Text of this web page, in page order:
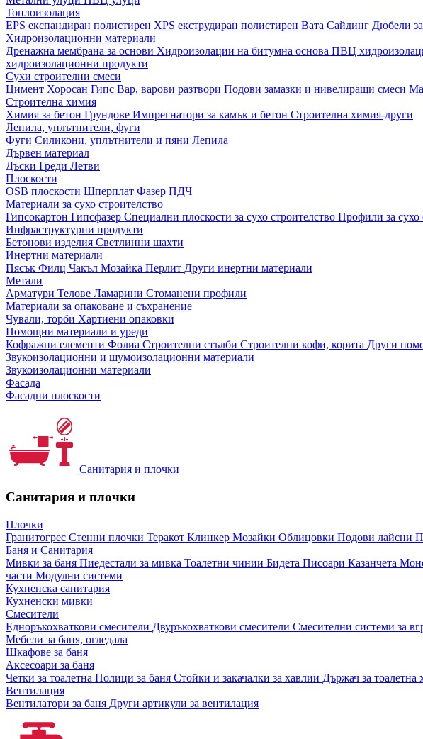
Топлоизолация
EPS експандиран полистирен XPS екструдиран полистирен Вата Сайдинг Дюбели
Хидроизолационни материали
Дренажна мембрана за основи Хидроизолации на битумна основа ПВЦ
хидроизолационни продукти
Сухи строителни смеси
Цимент Хоросан Гипс Вар, варови разтвори Подови замазки и нивелиращи смеси
Строителна химия
Химия за бетон Грундове Импрегнатори за камък и бетон Строителна химия-други
Лепила, уплътнители, фуги
Фуги Силикони, уплътнители и пяни Лепила
Дървен материал
Дъски Греди Летви
Плоскости
OSB плоскости Шперплат Фазер ПДЧ
Материали за сухо строителство
Гипсокартон Гипсфазер Специални плоскости за сухо строителство Профили за сухо
Инфраструктурни продукти
Бетонови изделия Светлинни шахти
Инертни материали
Пясък Филц Чакъл Мозайкa Перлит Други инертни материали
Метали
Арматури Телове Ламарини Стоманени профили
Материали за опаковане и съхранение
Чували, торби Хартиени опаковки
Помощни материали и уреди
Кофражни елементи Фолиа Строителни стълби Строителни кофи, корита Други
Звукоизолационни и шумоизолационни материали
Звукоизолационни материали
Фасада
Фасадни плоскости
Санитария и плочки
Санитария и плочки
Плочки
Гранитогрес Стенни плочки Теракот Клинкер Мозайки Облицовки Подови лайсни
Баня и Санитария
Мивки за баня Пиедестали за мивка Тоалетни чинии Бидета Писоари Казанчета
части Модулни системи
Кухненска санитария
Кухненски мивки
Смесители
Едноръкохваткови смесители Двуръкохваткови смесители Смесителни системи за
Мебели за баня, огледала
Шкафове за баня
Аксесоари за баня
Четки за тоалетна Полици за баня Стойки и закачалки за хавлии Държач за тоалетна
Вентилация
Вентилатори за баня Други артикули за вентилация